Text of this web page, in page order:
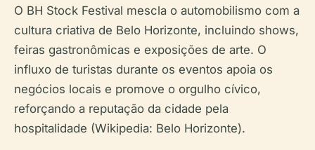
O BH Stock Festival mescla o automobilismo com a
cultura criativa de Belo Horizonte, incluindo shows,
feiras gastronômicas e exposições de arte. O
influxo de turistas durante os eventos apoia os
negócios locais e promove o orgulho cívico,
reforçando a reputação da cidade pela
hospitalidade (Wikipedia: Belo Horizonte).